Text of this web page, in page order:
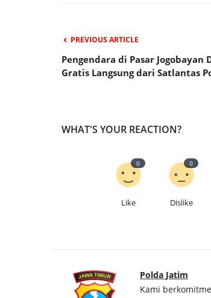
PREVIOUS ARTICLE
Pengendara di Pasar Jogobayan
Gratis Langsung dari Satlantas
WHAT'S YOUR REACTION?
Like
0
Dislike
0
Polda Jatim
Kami